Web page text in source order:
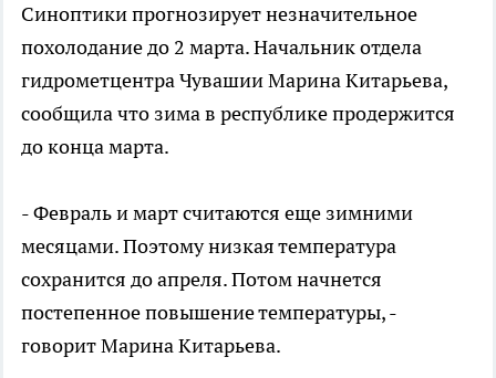
Синоптики прогнозирует незначительное
похолодание до 2 марта. Начальник отдела
гидрометцентра Чувашии Марина Китарьева,
сообщила что зима в республике продержится
до конца марта.
- Февраль и март считаются еще зимними
месяцами. Поэтому низкая температура
сохранится до апреля. Потом начнется
постепенное повышение температуры, -
говорит Марина Китарьева.